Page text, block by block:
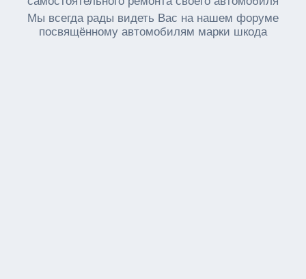
Мы всегда рады видеть Вас на нашем форуме
посвящённому автомобилям марки шкода